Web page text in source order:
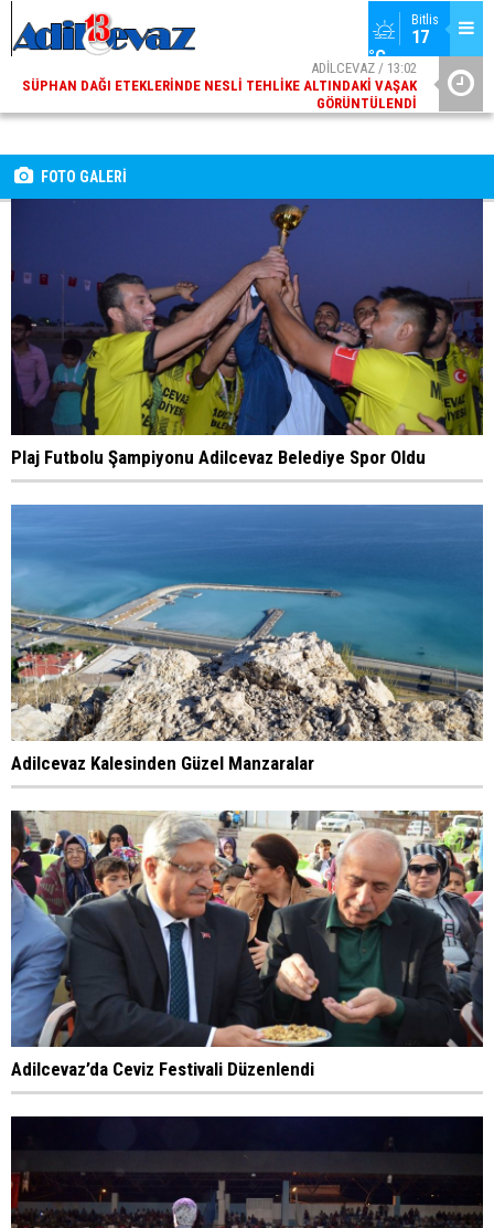
Bitlis
17
°C
ADİLCEVAZ / 13:02
SÜPHAN DAĞI ETEKLERINDE NESLI TEHLIKE ALTINDAKI VAŞAK
GÖRÜNTÜLENDI
ADİLCEVAZ / 09:10
İÇIŞLERI BAKANI OLDU
FOTO GALERİ
Plaj Futbolu Şampiyonu Adilcevaz Belediye Spor Oldu
Adilcevaz Kalesinden Güzel Manzaralar
Adilcevaz’da Ceviz Festivali Düzenlendi